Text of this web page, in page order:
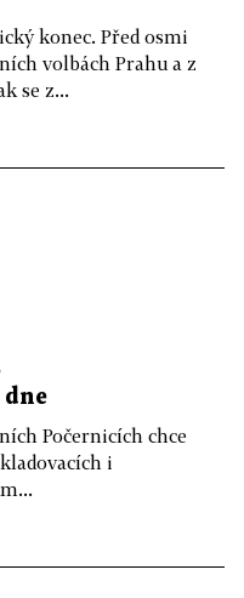
konec. Před osmi
volbách Prahu a z
se z...
Počernicích chce
i